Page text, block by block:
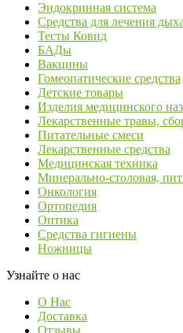
Эндокринная система
Средства для лечения
Тесты Ковид
БАДы
Вакцины
Гомеопатические средства
Детские товары
Изделия медицинского
Лекарственные травы,
Питательные смеси
Лекарственные средства
Медицинская техника
Минерально-столовая,
Онкология
Ортопедия
Оптика
Средства гигиены
Ножницы
Узнайте о нас
О Нас
Доставка